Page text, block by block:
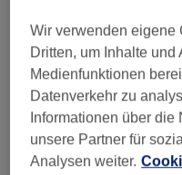
Bild anklicken für weitere
Wir verwenden eigene
Dritten, um Inhalte
Medienfunktionen
Datenverkehr zu
Informationen über die
unsere Partner für
Analysen weiter.